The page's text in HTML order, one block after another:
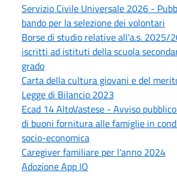
Servizio Civile Universale 2026 -
bando per la selezione dei volontari
Borse di studio relative all'a.s. 2025/
iscritti ad istituti della scuola
grado
Carta della cultura giovani e del
Legge di Bilancio 2023
Ecad 14 AltoVastese - Avviso
di buoni fornitura alle famiglie in
socio-economica
Caregiver familiare per l'anno 2024
Adozione App IO